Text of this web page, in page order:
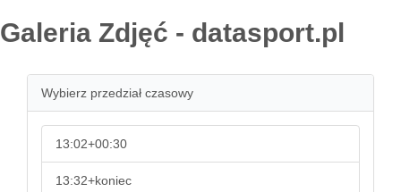
Galeria Zdjęć - datasport.pl
Wybierz przedział czasowy
13:02+00:30
13:32+koniec